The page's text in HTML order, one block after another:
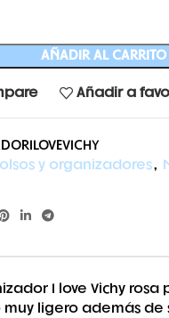
AÑADIR AL CARRITO
Añadir a
y organizadores,
I love Vichy
muy ligero además de